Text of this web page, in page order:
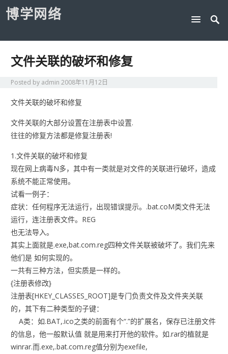
博学网络
文件关联的破坏和修复
Posted by admin 2008年11月12日
文件关联的破坏和修复
文件关联的大部分设置在注册表中设置.
往往的修复方法都是修复注册表!
1.文件关联的破坏和修复
现在网上病毒N多，其中有一类就是对文件的关联进行破坏，造成
系统不能正常使用。
试看一例子：
症状：任何程序无法运行，出现错误提示。.bat.coM类文件无法
运行，连注册表文件。REG
也无法导入。
其实上面就是.exe,bat.com.reg四种文件关联被破坏了。我们先来
他们是 如何实现的。
一共有三种方法，但实质是一样的。
{注册表修改}
注册表[HKEY_CLASSES_ROOT]是专门负责文件及文件夹关联
的，其下有二种类型的子键：
A类：如.BAT,.ico之类的前面有个“.”的扩展名，保存已注册文件
的信息，他一般默认值 就是用来打开他的软件。如.rar的植就是
winrar.而.exe,.bat.com.reg值分别为exefile,